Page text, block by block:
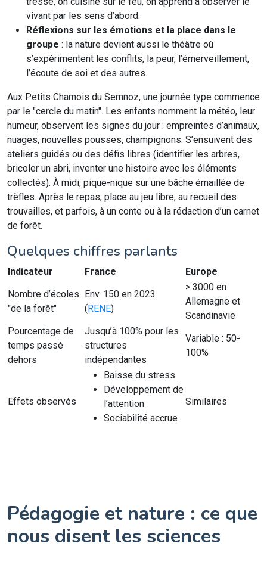
vivant par les sens d’abord.
Réflexions sur les émotions et la place dans le
groupe : la nature devient aussi le théâtre où
s’expérimentent les conflits, la peur, l’émerveillement,
l’écoute de soi et des autres.
Aux Petits Chamois du Semnoz, une journée type commence
par le "cercle du matin". Les enfants nomment la météo, leur
humeur, observent les signes du jour : empreintes d’animaux,
nuages, nouvelles pousses, champignons. S’ensuivent des
ateliers guidés ou des défis libres (identifier les arbres,
bricoler un abri, inventer une histoire avec les éléments
collectés). À midi, pique-nique sur une bâche émaillée de
trèfles. Après le repas, place au jeu libre, au recueil des
trouvailles, et parfois, à un conte ou à la rédaction d’un carnet
de forêt.
Quelques chiffres parlants
Indicateur France
Europe
Nombre d’écoles
"de la forêt"
Env. 150 en 2023
(RENE)
> 3000 en
Allemagne et
Scandinavie
Pourcentage de
temps passé
dehors
Jusqu’à 100% pour les
structures
indépendantes
Variable : 50-
100%
Effets observés
Baisse du stress
Développement de
l’attention
Sociabilité accrue
Similaires
Pédagogie et nature : ce que
nous disent les sciences